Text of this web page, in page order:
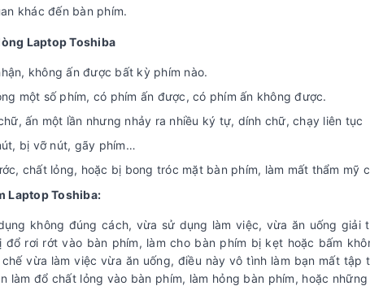
khác đến bàn phím.
Laptop Toshiba
không ấn được bất kỳ phím nào.
một số phím, có phím ấn được, có phím ấn không được.
ấn một lần nhưng nhảy ra nhiều ký tự, dính chữ, chạy liên tục
bị vỡ nút, gãy phím…
chất lỏng, hoặc bị bong tróc mặt bàn phím, làm mất thẩm mỹ
Laptop Toshiba:
không đúng cách, vừa sử dụng làm việc, vừa ăn uống giải
rơi rớt vào bàn phím, làm cho bàn phím bị kẹt hoặc bấm
vừa làm việc vừa ăn uống, điều này vô tình làm bạn mất tập
làm đổ chất lỏng vào bàn phím, làm hỏng bàn phím, hoặc những